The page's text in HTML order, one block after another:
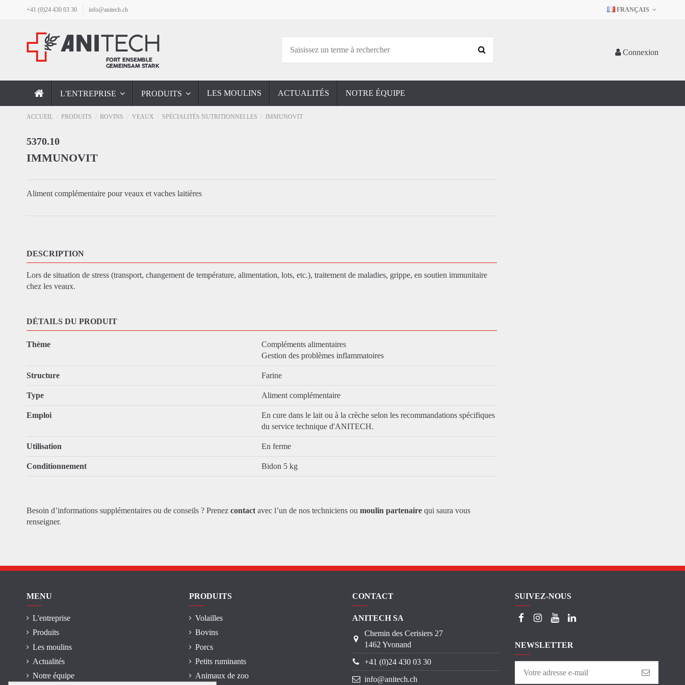
+41 (0)24 430 03 30 info@anitech.ch FRANÇAIS
Connexion
L'ENTREPRISE PRODUITS LES MOULINS ACTUALITÉS NOTRE ÉQUIPE
ACCUEIL PRODUITS BOVINS VEAUX SPÉCIALITÉS NUTRITIONNELLES IMMUNOVIT
5370.10
IMMUNOVIT
Aliment complémentaire pour veaux et vaches laitières
DESCRIPTION
Lors de situation de stress (transport, changement de température, alimentation, lots, etc.), traitement de maladies, grippe, en soutien immunitaire
chez les veaux.
DÉTAILS DU PRODUIT
Thème
Compléments alimentaires
Gestion des problèmes inflammatoires
Structure Farine
Type Aliment complémentaire
Emploi
En cure dans le lait ou à la crèche selon les recommandations spécifiques
du service technique d'ANITECH.
Utilisation En ferme
Conditionnement Bidon 5 kg
Besoin d’informations supplémentaires ou de conseils ? Prenez contact avec l’un de nos techniciens ou moulin partenaire qui saura vous
renseigner.
MENU
L'entreprise
Produits
Les moulins
Actualités
Notre équipe
PRODUITS
Volailles
Bovins
Porcs
Petits ruminants
Animaux de zoo
CONTACT
ANITECH SA
Chemin des Cerisiers 27
1462 Yvonand
+41 (0)24 430 03 30
info@anitech.ch
SUIVEZ-NOUS
NEWSLETTER